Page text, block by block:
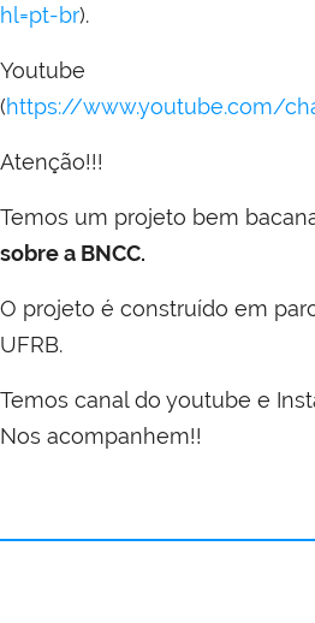
hl=pt-br).
Youtube
(https://www.youtube.com/
Atenção!!!
Temos um projeto bem
sobre a BNCC.
O projeto é construído em
UFRB.
Temos canal do youtube e
Nos acompanhem!!